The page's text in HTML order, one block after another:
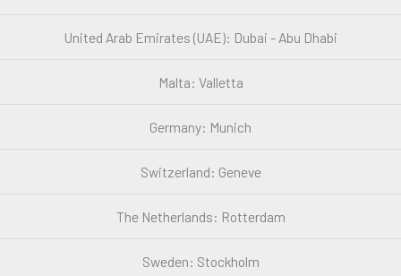
United Arab Emirates (UAE): Dubai - Abu Dhabi
Malta: Valletta
Germany: Munich
Switzerland: Geneve
The Netherlands: Rotterdam
Sweden: Stockholm